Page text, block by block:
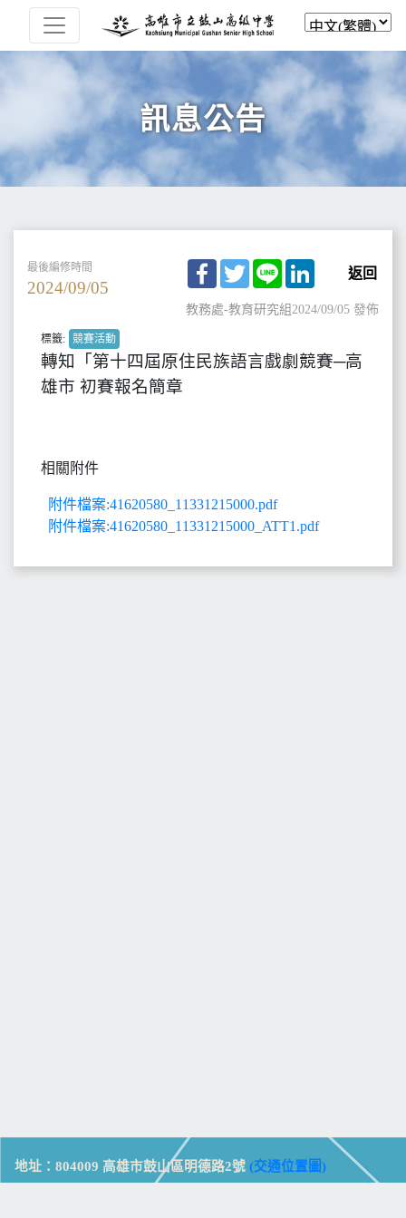
訊息公告
最後編修時間
2024/09/05
Facebook
TwitterLine LinkedIn
返回
教務處-教育研究組2024/09/05 發佈
標籤: 競賽活動
轉知「第十四屆原住民族語言戲劇競賽─高
雄市 初賽報名簡章
相關附件
附件檔案:41620580_11331215000.pdf
附件檔案:41620580_11331215000_ATT1.pdf
地址：804009 高雄市鼓山區明德路2號 (交通位置圖)